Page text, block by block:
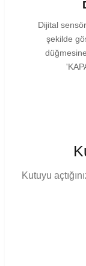
Dijital
şekilde
Kutuyu